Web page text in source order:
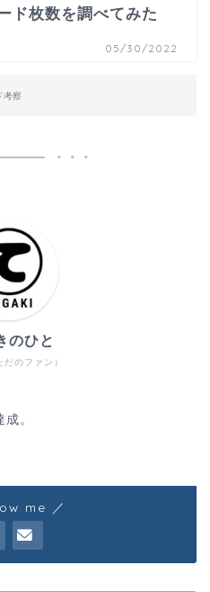
ド枚数を調べてみた
05/30/2022
考察
のファン）
のひと
。
me ／